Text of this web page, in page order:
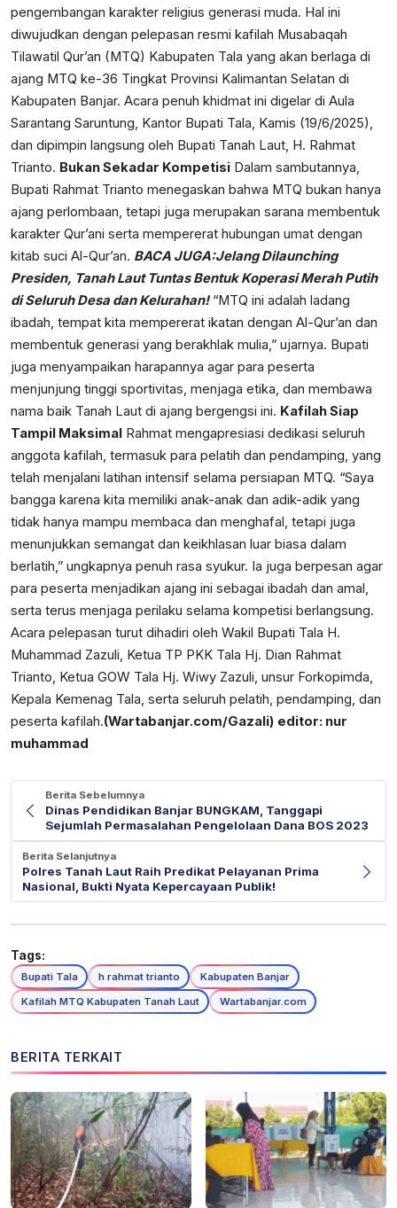
pengembangan karakter religius generasi muda. Hal ini
diwujudkan dengan pelepasan resmi kafilah Musabaqah
Tilawatil Qur’an (MTQ) Kabupaten Tala yang akan berlaga di
ajang MTQ ke-36 Tingkat Provinsi Kalimantan Selatan di
Kabupaten Banjar. Acara penuh khidmat ini digelar di Aula
Sarantang Saruntung, Kantor Bupati Tala, Kamis (19/6/2025),
dan dipimpin langsung oleh Bupati Tanah Laut, H. Rahmat
Trianto. Bukan Sekadar Kompetisi Dalam sambutannya,
Bupati Rahmat Trianto menegaskan bahwa MTQ bukan hanya
ajang perlombaan, tetapi juga merupakan sarana membentuk
karakter Qur’ani serta mempererat hubungan umat dengan
kitab suci Al-Qur’an. BACA JUGA:Jelang Dilaunching
Presiden, Tanah Laut Tuntas Bentuk Koperasi Merah Putih
di Seluruh Desa dan Kelurahan!“MTQ ini adalah ladang
ibadah, tempat kita mempererat ikatan dengan Al-Qur’an dan
membentuk generasi yang berakhlak mulia,” ujarnya. Bupati
juga menyampaikan harapannya agar para peserta
menjunjung tinggi sportivitas, menjaga etika, dan membawa
nama baik Tanah Laut di ajang bergengsi ini. Kafilah Siap
Tampil Maksimal Rahmat mengapresiasi dedikasi seluruh
anggota kafilah, termasuk para pelatih dan pendamping, yang
telah menjalani latihan intensif selama persiapan MTQ. “Saya
bangga karena kita memiliki anak-anak dan adik-adik yang
tidak hanya mampu membaca dan menghafal, tetapi juga
menunjukkan semangat dan keikhlasan luar biasa dalam
berlatih,” ungkapnya penuh rasa syukur. Ia juga berpesan agar
para peserta menjadikan ajang ini sebagai ibadah dan amal,
serta terus menjaga perilaku selama kompetisi berlangsung.
Acara pelepasan turut dihadiri oleh Wakil Bupati Tala H.
Muhammad Zazuli, Ketua TP PKK Tala Hj. Dian Rahmat
Trianto, Ketua GOW Tala Hj. Wiwy Zazuli, unsur Forkopimda,
Kepala Kemenag Tala, serta seluruh pelatih, pendamping, dan
peserta kafilah.(Wartabanjar.com/Gazali) editor: nur
muhammad
Berita Sebelumnya
Dinas Pendidikan Banjar BUNGKAM, Tanggapi
Sejumlah Permasalahan Pengelolaan Dana BOS 2023
Berita Selanjutnya
Polres Tanah Laut Raih Predikat Pelayanan Prima
Nasional, Bukti Nyata Kepercayaan Publik!
Tags:
Bupati Tala h rahmat trianto
Kabupaten Banjar
Kafilah MTQ Kabupaten Tanah Laut
Wartabanjar.com
BERITA TERKAIT